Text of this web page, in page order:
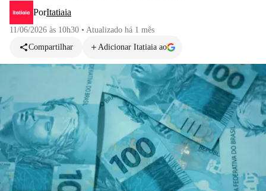
PorItatiaia
11/06/2026 às 10h30 • Atualizado há 1 mês
Compartilhar
Adicionar Itatiaia ao